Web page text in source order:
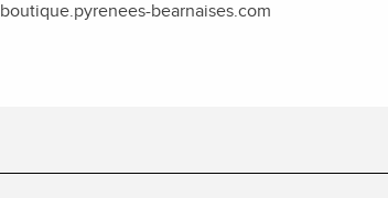
boutique.pyrenees-bearnaises.com